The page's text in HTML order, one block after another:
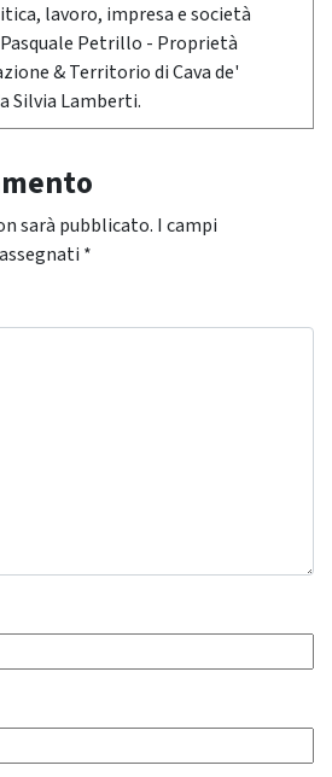
lavoro, impresa e società
Petrillo - Proprietà
& Territorio di Cava de'
Silvia Lamberti.
sarà pubblicato. I campi
*